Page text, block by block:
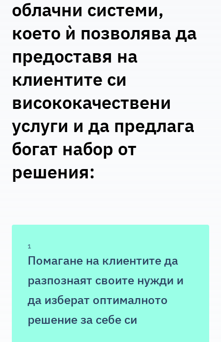
облачни системи,
което ѝ позволява да
предоставя на
клиентите си
висококачествени
услуги и да предлага
богат набор от
решения:
1
Помагане на клиентите да
разпознаят своите нужди и
да изберат оптималното
решение за себе си